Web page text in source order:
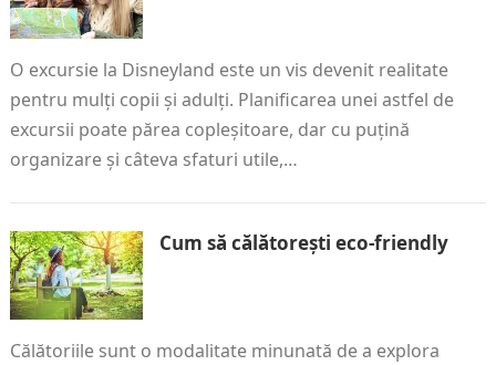
O excursie la Disneyland este un vis devenit realitate
pentru mulți copii și adulți. Planificarea unei astfel de
excursii poate părea copleșitoare, dar cu puțină
organizare și câteva sfaturi utile,…
Cum să călătorești eco-friendly
Călătoriile sunt o modalitate minunată de a explora